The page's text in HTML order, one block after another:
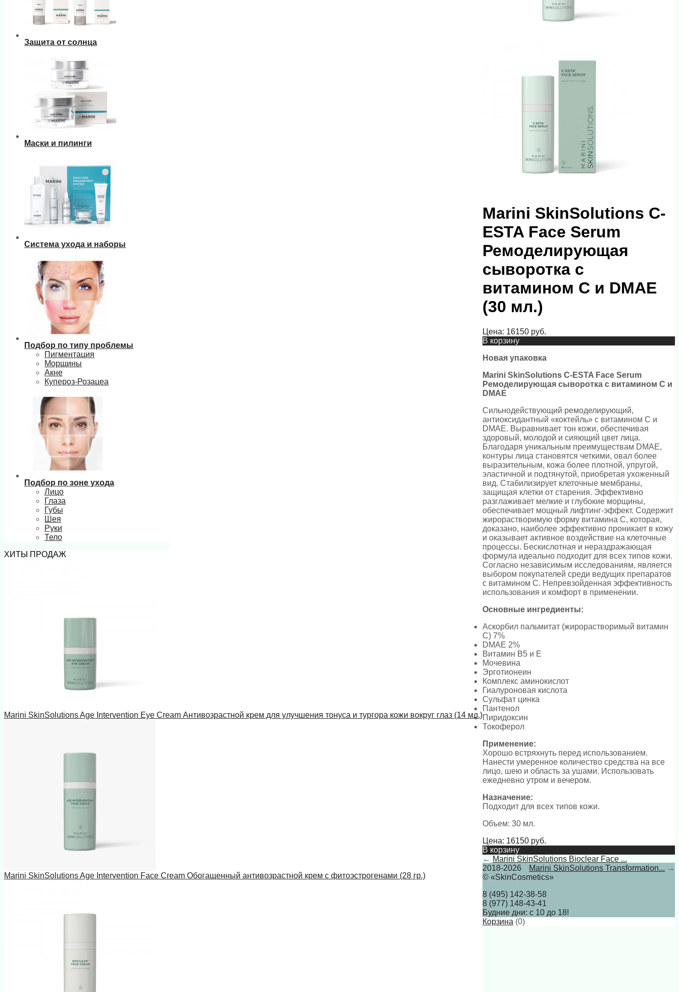
Защита от солнца
Маски и пилинги
Система ухода и наборы
Подбор по типу проблемы
Пигментация
Морщины
Акне
Купероз-Розацеа
Подбор по зоне ухода
Лицо
Глаза
Губы
Шея
Руки
Тело
ХИТЫ ПРОДАЖ
Marini SkinSolutions Age Intervention Eye Cream Антивозрастной крем для улучшения тонуса и тургора кожи вокруг глаз (14 мл.)
Marini SkinSolutions Age Intervention Face Cream Обогащенный антивозрастной крем с фитоэстрогенами (28 гр.)
Marini SkinSolutions C-
ESTA Face Serum
Ремоделирующая
сыворотка с
витамином С и DMAE
(30 мл.)
Цена: 16150 руб.
В корзину
Новая упаковка
Marini SkinSolutions C-ESTA Face Serum
Ремоделирующая сыворотка с витамином С и
DMAE
Сильнодействующий ремоделирующий,
антиоксидантный «коктейль» с витамином C и
DMAE. Выравнивает тон кожи, обеспечивая
здоровый, молодой и сияющий цвет лица.
Благодаря уникальным преимуществам DMAE,
контуры лица становятся четкими, овал более
выразительным, кожа более плотной, упругой,
эластичной и подтянутой, приобретая ухоженный
вид. Стабилизирует клеточные мембраны,
защищая клетки от старения. Эффективно
разглаживает мелкие и глубокие морщины,
обеспечивает мощный лифтинг-эффект. Содержит
жирорастворимую форму витамина С, которая,
доказано, наиболее эффективно проникает в кожу
и оказывает активное воздействие на клеточные
процессы. Бескислотная и нераздражающая
формула идеально подходит для всех типов кожи.
Согласно независимым исследованиям, является
выбором покупателей среди ведущих препаратов
с витамином С. Непревзойденная эффективность
использования и комфорт в применении.
Основные ингредиенты:
Аскорбил пальмитат (жирорастворимый витамин
С) 7%
DMAE 2%
Витамин В5 и Е
Мочевина
Эрготионеин
Комплекс аминокислот
Гиалуроновая кислота
Сульфат цинка
Пантенол
Пиридоксин
Токоферол
Применение:
Хорошо встряхнуть перед использованием.
Нанести умеренное количество средства на все
лицо, шею и область за ушами. Использовать
ежедневно утром и вечером.
Назначение:
Подходит для всех типов кожи.
Объем: 30 мл.
Цена: 16150 руб.
В корзину
← Marini SkinSolutions Bioclear Face ...
Marini SkinSolutions Transformation... →
2018-2026
© «SkinCosmetics»
8 (495) 142-38-58
8 (977) 148-43-41
Будние дни: с 10 до 18!
Корзина (0)